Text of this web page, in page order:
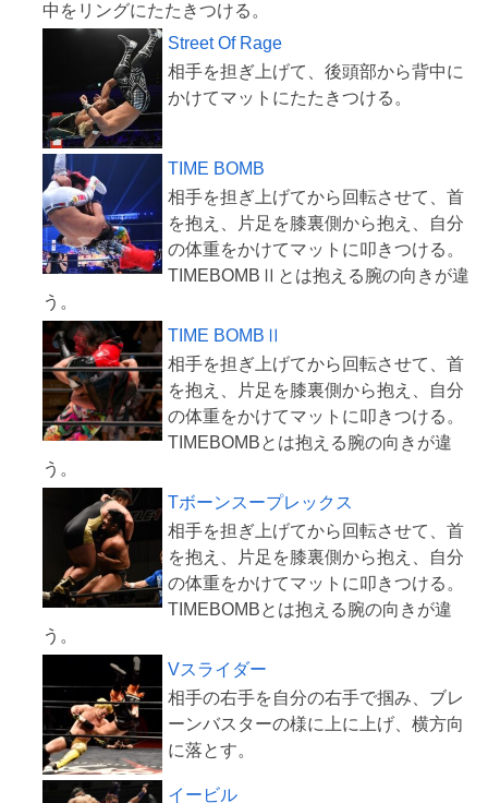
Street Of Rage
相手を担ぎ上げて、後頭部から背中に
TIME BOMB
相手を担ぎ上げてから回転させて、首
を抱え、片足を膝裏側から抱え、自分
の体重をかけてマットに叩きつける。
TIMEBOMBⅡとは抱える腕の向きが違
TIME BOMBⅡ
相手を担ぎ上げてから回転させて、首
を抱え、片足を膝裏側から抱え、自分
の体重をかけてマットに叩きつける。
TIMEBOMBとは抱える腕の向きが違
Tボーンスープレックス
相手を担ぎ上げてから回転させて、首
を抱え、片足を膝裏側から抱え、自分
の体重をかけてマットに叩きつける。
TIMEBOMBとは抱える腕の向きが違
Vスライダー
相手の右手を自分の右手で掴み、ブレ
ーンバスターの様に上に上げ、横方向
イービル